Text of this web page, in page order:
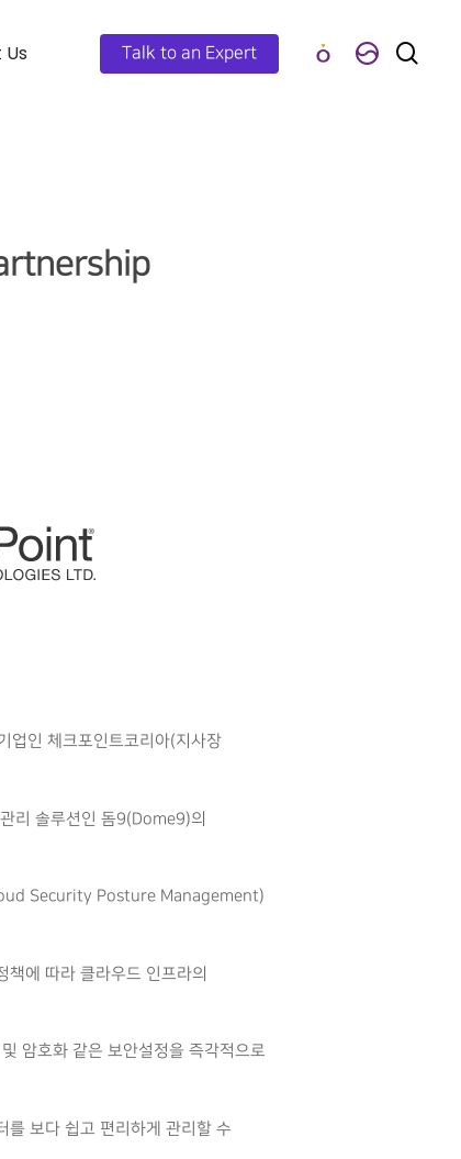
Talk to an Expert
업인 체크포인트코리아(지사장
리 솔루션인 돔9(Dome9)의
Security Posture Management)
에 따라 클라우드 인프라의
암호화 같은 보안설정을 즉각적으로
를 보다 쉽고 편리하게 관리할 수